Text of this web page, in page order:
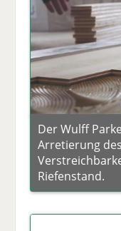
Der Wulff
Arretierung
Riefenstand.